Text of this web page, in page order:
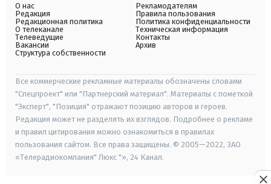
О нас
Редакция
Редакционная политика
О телеканале
Телеведущие
Вакансии
Структура собственности
Рекламодателям
Правила пользования
Политика конфиденциальности
Техническая информация
Контакты
Архив
Все коммерческие рекламные материалы обозначены словами
"Спецпроект" или "Партнерский материал". Материалы с пометкой
"Эксперт", "Позиция" отражают позицию авторов и героев.
Редакция может не разделять их взглядов. Подробнее о рекламе
и правил цитирования можно ознакомиться в правилах
пользования сайтом. Все права защищены. © 2005—2022, ЗАО
«Телерадиокомпания" Люкс "», 24 Канал.